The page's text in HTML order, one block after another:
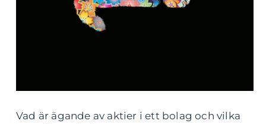
Vad är ägande av aktier i ett bolag och vilka